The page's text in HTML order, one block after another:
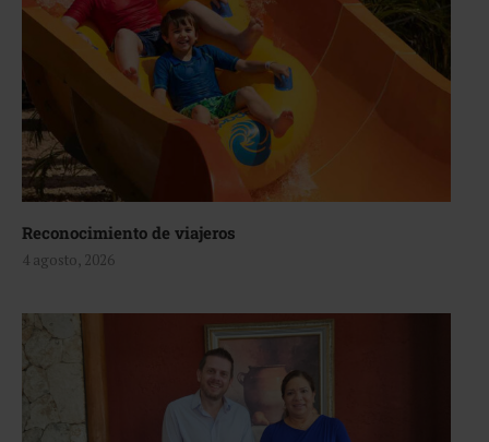
Reconocimiento de viajeros
4 agosto, 2026